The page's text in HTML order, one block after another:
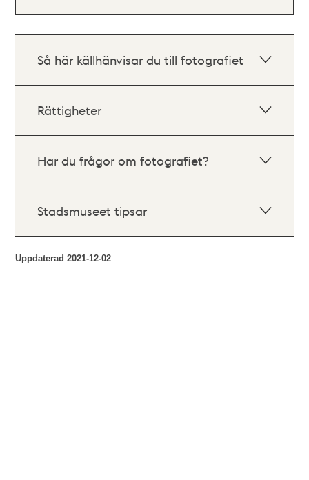
Så här källhänvisar du till fotografiet
Rättigheter
Har du frågor om fotografiet?
Stadsmuseet tipsar
Uppdaterad2021-12-02